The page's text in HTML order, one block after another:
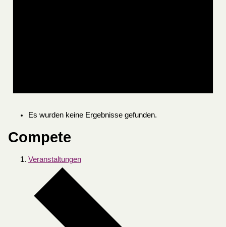
Es wurden keine Ergebnisse gefunden.
Compete
Veranstaltungen